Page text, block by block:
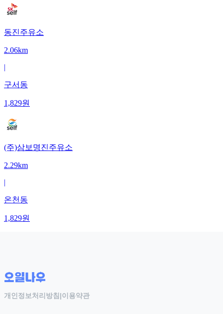
동진주유소
2.06km
|
구서동
1,829원
(주)삼보명진주유소
2.29km
|
온천동
1,829원
개인정보처리방침 |이용약관